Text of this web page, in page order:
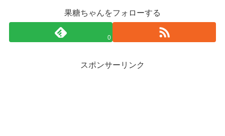
果糖ちゃんをフォローする
0
スポンサーリンク